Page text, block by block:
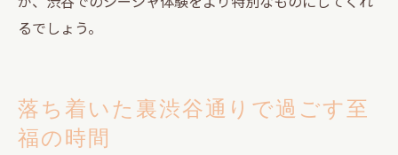
るでしょう。
落ち着いた裏渋谷通りで過ごす至
福の時間